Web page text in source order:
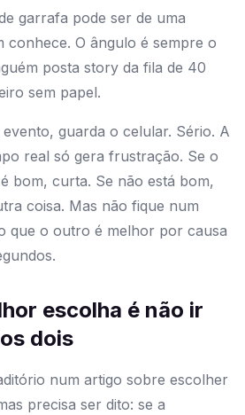
garrafa pode ser de uma
conhece. O ângulo é sempre o
posta story da fila de 40
sem papel.
guarda o celular. Sério. A
real só gera frustração. Se o
bom, curta. Se não está bom,
coisa. Mas não fique num
que o outro é melhor por causa
escolha é não ir
dois
num artigo sobre escolher
precisa ser dito: se a